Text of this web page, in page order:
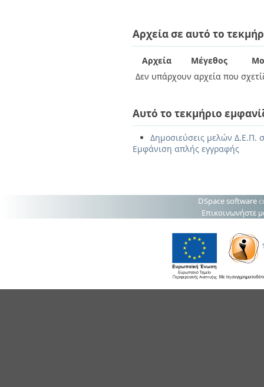
Αρχεία σε αυτό το
Αρχεία Μέγεθος
Δεν υπάρχουν αρχεία που
Αυτό το τεκμήριο
Δημοσιεύσεις μελών Δ.Ε.Π.
Εμφάνιση απλής εγγραφής
DSpace software
Επικοινωνήστε